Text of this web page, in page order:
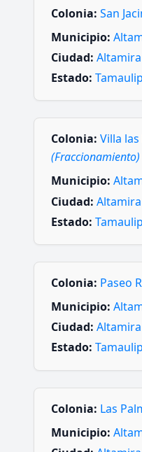
Colonia: San
Municipio:
Ciudad: Altamira
Estado:
Colonia: Villa las
(Fraccionamiento)
Municipio:
Ciudad: Altamira
Estado:
Colonia: Paseo
Municipio:
Ciudad: Altamira
Estado:
Colonia: Las
Municipio: